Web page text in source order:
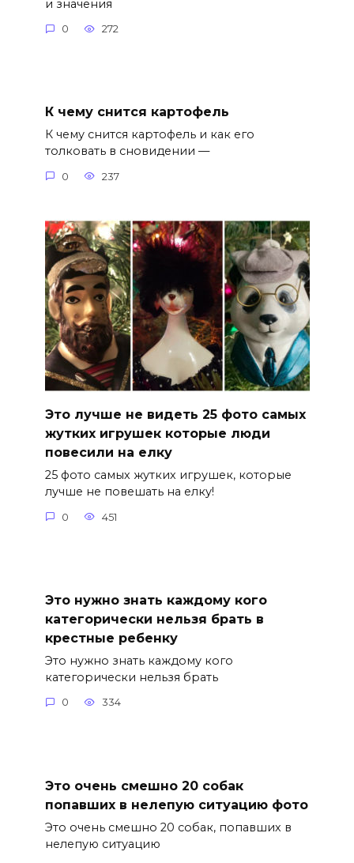
и значения
0 272
К чему снится картофель
К чему снится картофель и как его
толковать в сновидении —
0 237
Это лучше не видеть 25 фото самых
жутких игрушек которые люди
повесили на елку
25 фото самых жутких игрушек, которые
лучше не повешать на елку!
0 451
Это нужно знать каждому кого
категорически нельзя брать в
крестные ребенку
Это нужно знать каждому кого
категорически нельзя брать
0 334
Это очень смешно 20 собак
попавших в нелепую ситуацию фото
Это очень смешно 20 собак, попавших в
нелепую ситуацию